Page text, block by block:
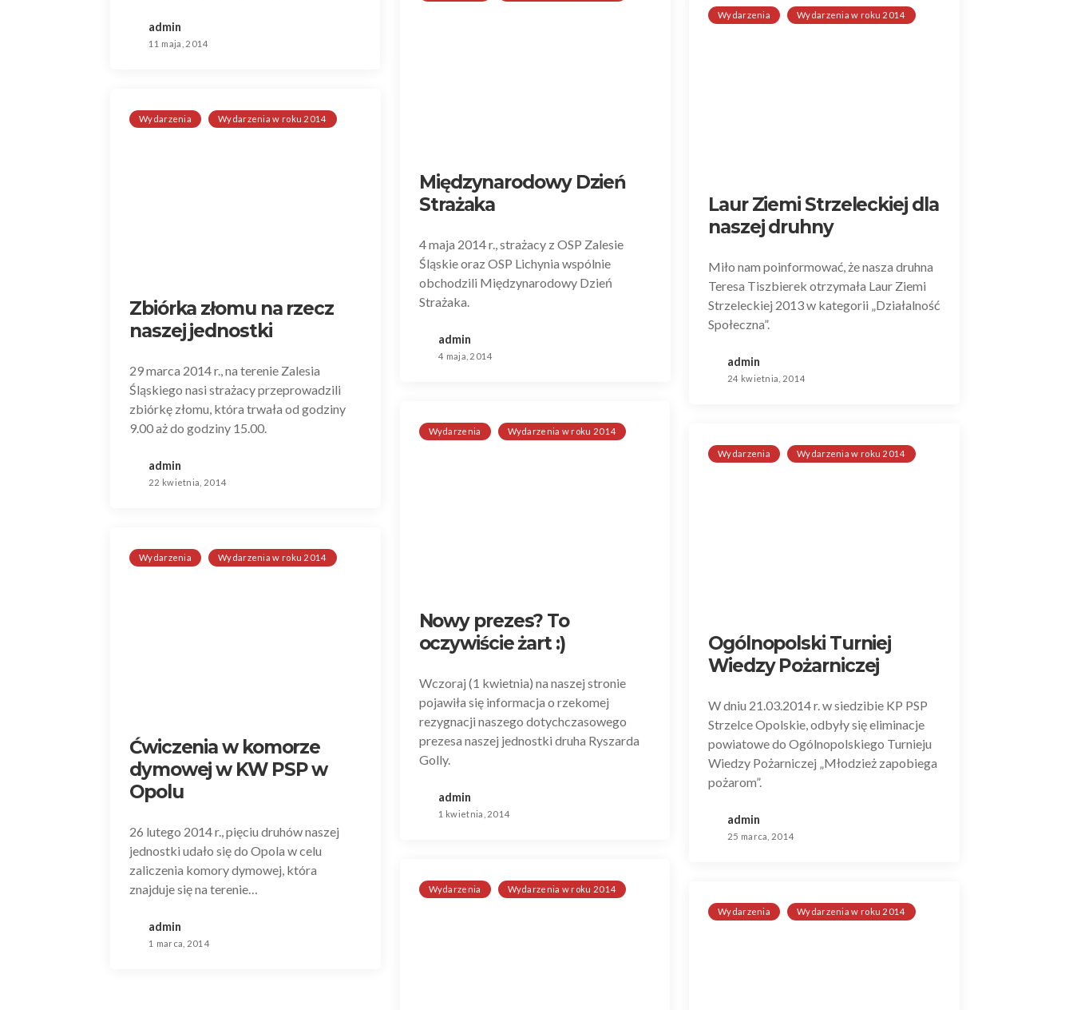
admin
11 maja, 2014
Międzynarodowy Dzień
Strażaka
4 maja 2014 r., strażacy z OSP Zalesie
Śląskie oraz OSP Lichynia wspólnie
obchodzili Międzynarodowy Dzień
Strażaka.
admin
4 maja, 2014
Wydarzenia Wydarzenia w roku 2014
Laur Ziemi Strzeleckiej dla
naszej druhny
Miło nam poinformować, że nasza druhna
Teresa Tiszbierek otrzymała Laur Ziemi
Strzeleckiej 2013 w kategorii „Działalność
Społeczna”.
admin
24 kwietnia, 2014
Wydarzenia Wydarzenia w roku 2014
Zbiórka złomu na rzecz
naszej jednostki
29 marca 2014 r., na terenie Zalesia
Śląskiego nasi strażacy przeprowadzili
zbiórkę złomu, która trwała od godziny
9.00 aż do godziny 15.00.
admin
22 kwietnia, 2014
Wydarzenia Wydarzenia w roku 2014
Nowy prezes? To
oczywiście żart :)
Wczoraj (1 kwietnia) na naszej stronie
pojawiła się informacja o rzekomej
rezygnacji naszego dotychczasowego
prezesa naszej jednostki druha Ryszarda
Golly.
admin
1 kwietnia, 2014
Wydarzenia Wydarzenia w roku 2014
Ogólnopolski Turniej
Wiedzy Pożarniczej
W dniu 21.03.2014 r. w siedzibie KP PSP
Strzelce Opolskie, odbyły się eliminacje
powiatowe do Ogólnopolskiego Turnieju
Wiedzy Pożarniczej „Młodzież zapobiega
pożarom”.
admin
25 marca, 2014
Wydarzenia Wydarzenia w roku 2014
Ćwiczenia w komorze
dymowej w KW PSP w
Opolu
26 lutego 2014 r., pięciu druhów naszej
jednostki udało się do Opola w celu
zaliczenia komory dymowej, która
znajduje się na terenie…
admin
1 marca, 2014
Wydarzenia Wydarzenia w roku 2014
Wydarzenia Wydarzenia w roku 2014